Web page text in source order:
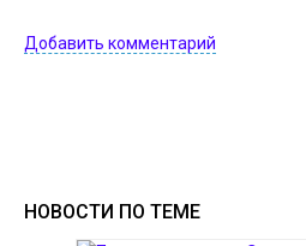
Добавить комментарий
НОВОСТИ ПО ТЕМЕ